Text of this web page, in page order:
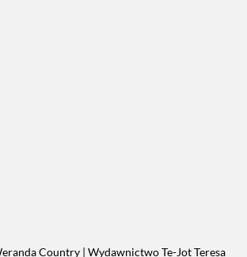
Country | Wydawnictwo Te-Jot Teresa